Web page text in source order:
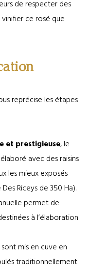
de respecter des
ce rosé que
reprécise les étapes
et prestigieuse, le
avec des raisins
les mieux exposés
Riceys de 350 Ha).
permet de
à l’élaboration
sont mis en cuve en
traditionnellement